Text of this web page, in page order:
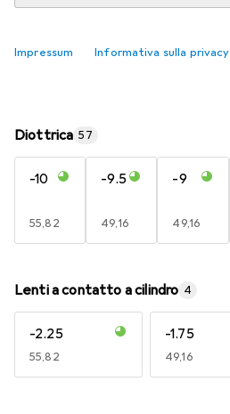
Impressum Informativa sulla privacy
Diottrica 57
-10
EUR
55,82
-9.5
EUR
49,16
-9
EUR
49,16
Lenti a contatto a cilindro 4
-2.25
EUR
55,82
-1.75
EUR
49,16